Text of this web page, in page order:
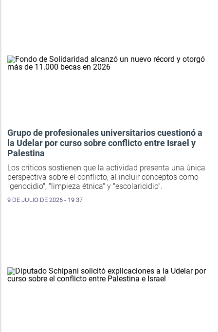
Grupo de profesionales universitarios cuestionó a
la Udelar por curso sobre conflicto entre Israel y
Palestina
Los críticos sostienen que la actividad presenta una única
perspectiva sobre el conflicto, al incluir conceptos como
"genocidio", "limpieza étnica" y "escolaricidio".
9 DE JULIO DE 2026 - 19:37